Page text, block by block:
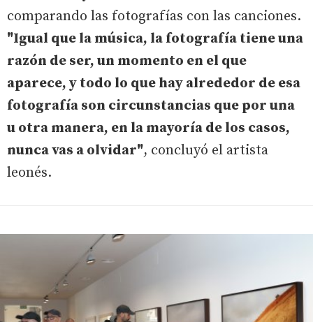
comparando las fotografías con las canciones.
"Igual que la música, la fotografía tiene una
razón de ser, un momento en el que
aparece, y todo lo que hay alrededor de esa
fotografía son circunstancias que por una
u otra manera, en la mayoría de los casos,
nunca vas a olvidar", concluyó el artista
leonés.